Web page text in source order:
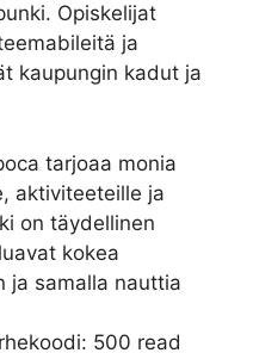
Opiskelijat
ja
kaupungin kadut ja
tarjoaa monia
aktiviteeteille ja
on täydellinen
kokea
ja samalla nauttia
500 read